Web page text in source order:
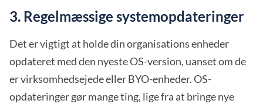
3. Regelmæssige systemopdateringer
Det er vigtigt at holde din organisations enheder
opdateret med den nyeste OS-version, uanset om de
er virksomhedsejede eller BYO-enheder. OS-
opdateringer gør mange ting, lige fra at bringe nye